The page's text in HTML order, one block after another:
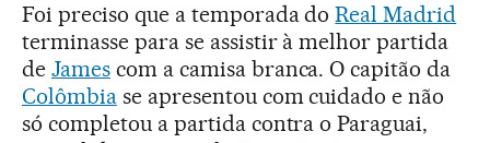
Foi preciso que a temporada doReal Madrid
terminasse para se assistir à melhor partida
de Jamescom a camisa branca. O capitão da
Colômbiase apresentou com cuidado e não
só completou a partida contra o Paraguai,